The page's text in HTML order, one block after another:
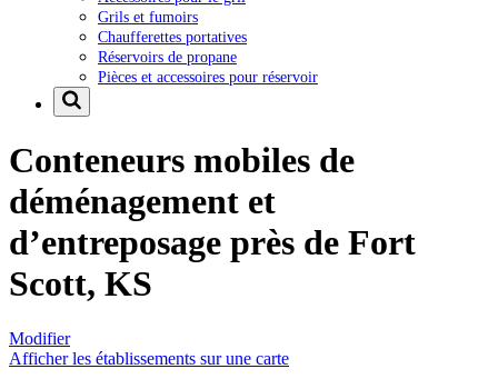
Grils et fumoirs
Chaufferettes portatives
Réservoirs de propane
Pièces et accessoires pour réservoir
Conteneurs mobiles de
déménagement et
d’entreposage près de Fort
Scott, KS
Modifier
Afficher les établissements sur une carte